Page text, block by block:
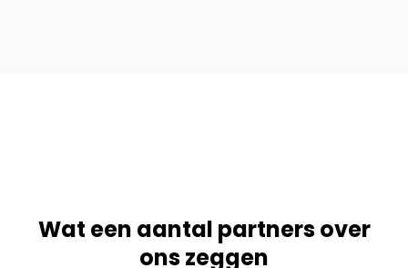
Wat een aantal partners over
ons zeggen